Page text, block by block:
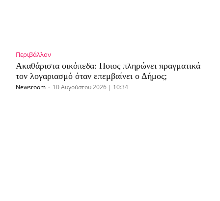
Περιβάλλον
Ακαθάριστα οικόπεδα: Ποιος πληρώνει πραγματικά
τον λογαριασμό όταν επεμβαίνει ο Δήμος;
Newsroom - 10 Αυγούστου 2026 | 10:34